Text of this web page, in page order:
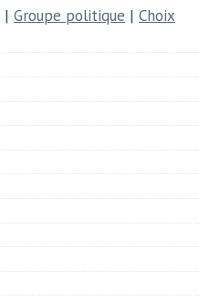
| Groupe politique | Choix